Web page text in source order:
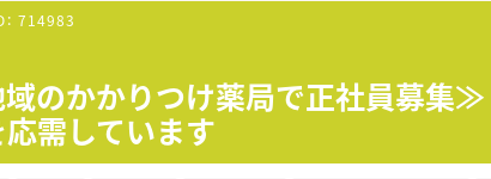
714983
域のかかりつけ薬局で正社員募集
需しています